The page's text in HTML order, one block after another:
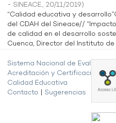
- SINEACE., 20/11/2019)
“Calidad educativa y
del CDAH del Sineace//
de calidad en el desarrollo
Cuenca, Director del Instituto
Sistema Nacional de Evaluación,
Acreditación y Certificación de la
Calidad Educativa
Contacto
Sugerencias